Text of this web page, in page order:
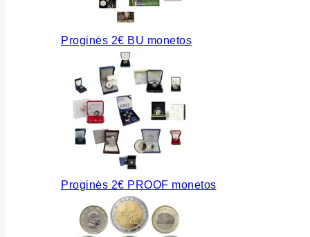
Proginės 2€ BU monetos
Proginės 2€ PROOF monetos